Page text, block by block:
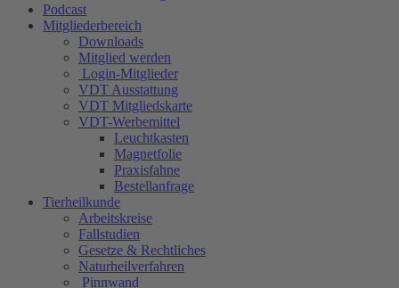
Podcast
Mitgliederbereich
Downloads
Mitglied werden
Login-Mitglieder
VDT Ausstattung
VDT Mitgliedskarte
VDT-Werbemittel
Leuchtkasten
Magnetfolie
Praxisfahne
Bestellanfrage
Tierheilkunde
Arbeitskreise
Fallstudien
Gesetze & Rechtliches
Naturheilverfahren
Pinnwand